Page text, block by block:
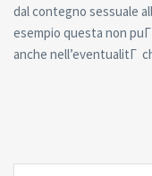
dal contegno sessuale
esempio questa non
anche nell’eventualitГ